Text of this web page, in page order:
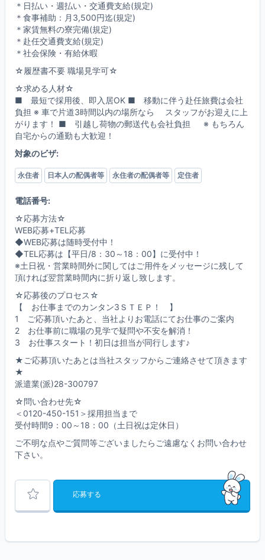
＊日払い・週払い・交通費支給(規定)
＊食事補助：月3,500円迄(規定)
＊家賃無料の寮完備(規定)
＊赴任交通費支給(規定)
＊社会保険・有給休暇
☆履歴書不要 職場見学可☆
☆求める人材☆
■ 最短で採用後、即入居OK ■ 移動に伴う赴任旅費は会社
負担 ※ 車で片道3時間以内の場所なら スタッフがお迎えに上
がります！ ■ 引越し荷物の郵送代も会社負担 ※ もちろん
自宅からの通勤も大歓迎！
対象のビザ:
永住者 日本人の配偶者等 永住者の配偶者等 定住者
電話番号:
☆応募方法☆
WEB応募+TEL応募
◆WEB応募は随時受付中！
◆TEL応募は【平日/8：30～18：00】に受付中！
※土日祝・営業時間外に関してはご用件をメッセージに残して
頂ければ翌営業時間内に折り返し致します。
☆応募後のプロセス☆
【 お仕事までのカンタン3ＳＴＥＰ！ 】
1 ご応募頂いたあと、当社よりお電話にてお仕事のご案内
2 お仕事前に職場の見学で疑問や不安を解消！
3 お仕事スタート！初日は担当が同行します♪
★ご応募頂いたあとは当社スタッフからご連絡させて頂きます
★
派遣業(派)28-300797
☆問い合わせ先☆
＜0120-450-151＞採用担当まで
受付時間9：00～18：00（土日祝は定休日）
ご不明な点やご質問等ございましたらご遠慮なくお問い合わせ
下さい。
応募する